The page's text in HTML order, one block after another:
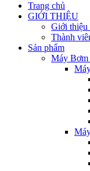
Trang chủ
GIỚI THIỆU
Giới thiệu
Thành
Sản phẩm
Máy Bơm